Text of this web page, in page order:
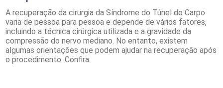
A recuperação da cirurgia da Síndrome do Túnel do Carpo
varia de pessoa para pessoa e depende de vários fatores,
incluindo a técnica cirúrgica utilizada e a gravidade da
compressão do nervo mediano. No entanto, existem
algumas orientações que podem ajudar na recuperação após
o procedimento. Confira: